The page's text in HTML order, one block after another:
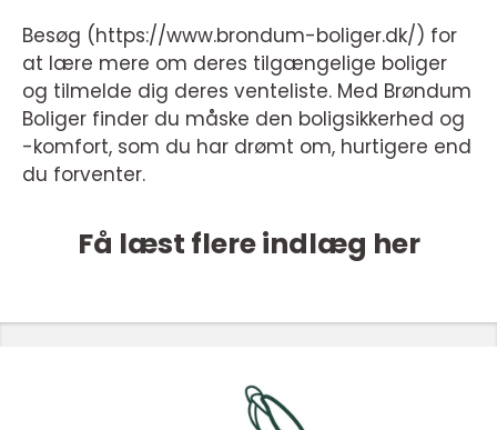
Besøg (https://www.brondum-boliger.dk/) for
at lære mere om deres tilgængelige boliger
og tilmelde dig deres venteliste. Med Brøndum
Boliger finder du måske den boligsikkerhed og
-komfort, som du har drømt om, hurtigere end
du forventer.
Få læst flere indlæg her